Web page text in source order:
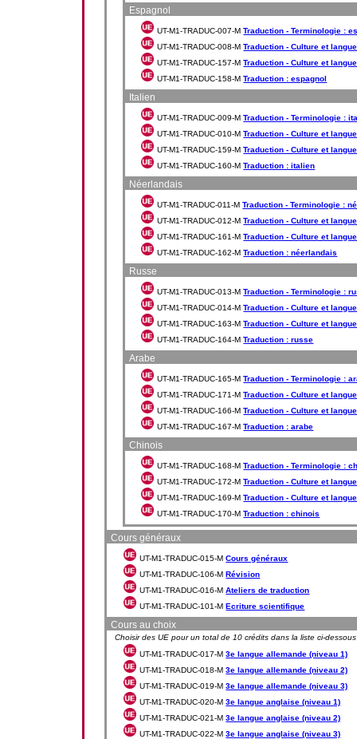
Espagnol
UT-M1-TRADUC-007-MTraduction - Terminologie :
UT-M1-TRADUC-008-MTraduction - Culture et
UT-M1-TRADUC-157-MTraduction - Culture et
UT-M1-TRADUC-158-MTraduction : espagnol
Italien
UT-M1-TRADUC-009-MTraduction - Terminologie :
UT-M1-TRADUC-010-MTraduction - Culture et
UT-M1-TRADUC-159-MTraduction - Culture et
UT-M1-TRADUC-160-MTraduction : italien
Néerlandais
UT-M1-TRADUC-011-MTraduction - Terminologie :
UT-M1-TRADUC-012-MTraduction - Culture et
UT-M1-TRADUC-161-MTraduction - Culture et
UT-M1-TRADUC-162-MTraduction : néerlandais
Russe
UT-M1-TRADUC-013-MTraduction - Terminologie :
UT-M1-TRADUC-014-MTraduction - Culture et
UT-M1-TRADUC-163-MTraduction - Culture et
UT-M1-TRADUC-164-MTraduction : russe
Arabe
UT-M1-TRADUC-165-MTraduction - Terminologie :
UT-M1-TRADUC-171-MTraduction - Culture et
UT-M1-TRADUC-166-MTraduction - Culture et
UT-M1-TRADUC-167-MTraduction : arabe
Chinois
UT-M1-TRADUC-168-MTraduction - Terminologie :
UT-M1-TRADUC-172-MTraduction - Culture et
UT-M1-TRADUC-169-MTraduction - Culture et
UT-M1-TRADUC-170-MTraduction : chinois
Cours généraux
UT-M1-TRADUC-015-MCours généraux
UT-M1-TRADUC-106-MRévision
UT-M1-TRADUC-016-MAteliers de traduction
UT-M1-TRADUC-101-MEcriture scientifique
Cours au choix
Choisir des UE pour un total de 10 crédits dans la liste ci-dessous
UT-M1-TRADUC-017-M3e langue allemande (niveau 1)
UT-M1-TRADUC-018-M3e langue allemande (niveau 2)
UT-M1-TRADUC-019-M3e langue allemande (niveau 3)
UT-M1-TRADUC-020-M3e langue anglaise (niveau 1)
UT-M1-TRADUC-021-M3e langue anglaise (niveau 2)
UT-M1-TRADUC-022-M3e langue anglaise (niveau 3)